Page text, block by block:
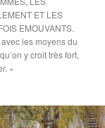
ET LES
EMOUVANTS.
les moyens du
y croit très fort,
»